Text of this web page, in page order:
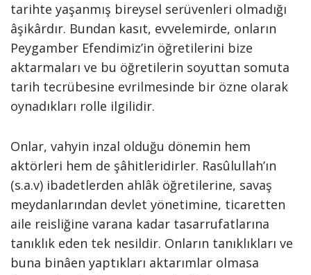
tarihte yaşanmış bireysel serüvenleri olmadığı
âşikârdır. Bundan kasıt, evvelemirde, onların
Peygamber Efendimiz’in öğretilerini bize
aktarmaları ve bu öğretilerin soyuttan somuta
tarih tecrübesine evrilmesinde bir özne olarak
oynadıkları rolle ilgilidir.
Onlar, vahyin inzal olduğu dönemin hem
aktörleri hem de şâhitleridirler. Rasûlullah’ın
(s.a.v) ibadetlerden ahlâk öğretilerine, savaş
meydanlarından devlet yönetimine, ticaretten
aile reisliğine varana kadar tasarrufatlarına
tanıklık eden tek nesildir. Onların tanıklıkları ve
buna binâen yaptıkları aktarımlar olmasa